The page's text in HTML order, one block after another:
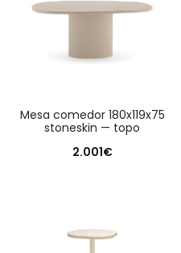
mesa comedor 180x119x75
stoneskin — topo
2.001€